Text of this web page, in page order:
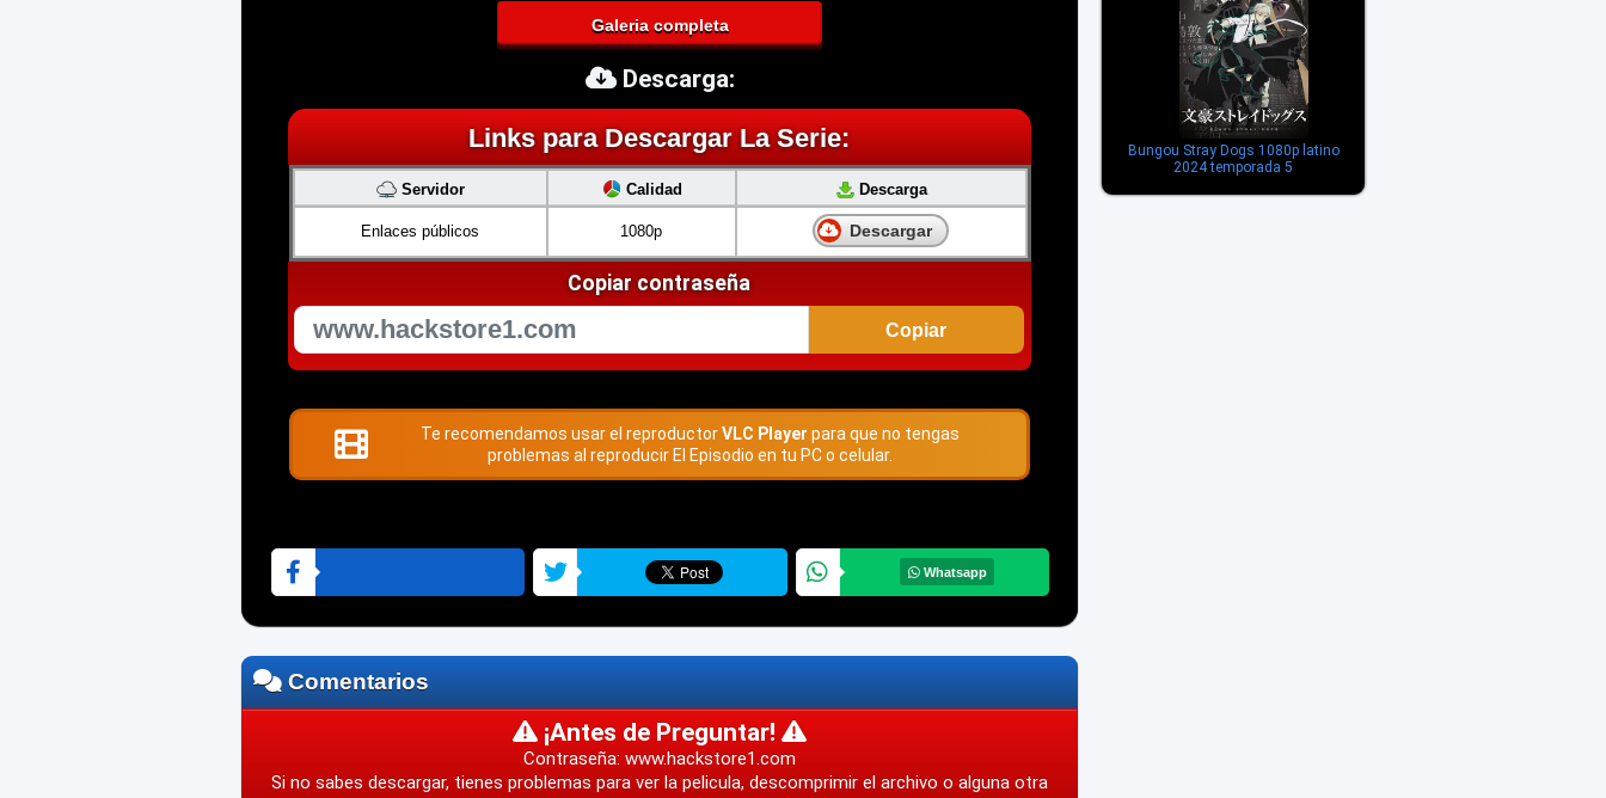
Galeria completa
Descarga:
Links para Descargar La Serie:
Servidor Calidad Descarga
Enlaces públicos 1080p Descargar
Copiar contraseña
Copiar
Te recomendamos usar el reproductorVLC Player para que no tengas
problemas al reproducir El Episodio en tu PC o celular.
Whatsapp
Comentarios
¡Antes de Preguntar!
Contraseña: www.hackstore1.com
Si no sabes descargar, tienes problemas para ver la pelicula, descomprimir el archivo o alguna otra
Bungou Stray Dogs 1080p latino
2024 temporada 5